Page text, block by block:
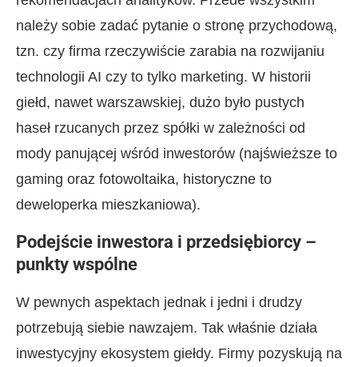
należy sobie zadać pytanie o stronę przychodową,
tzn. czy firma rzeczywiście zarabia na rozwijaniu
technologii AI czy to tylko marketing. W historii
giełd, nawet warszawskiej, dużo było pustych
haseł rzucanych przez spółki w zależności od
mody panującej wśród inwestorów (najświeższe to
gaming oraz fotowoltaika, historyczne to
deweloperka mieszkaniowa).
Podejście inwestora i przedsiębiorcy –
punkty wspólne
W pewnych aspektach jednak i jedni i drudzy
potrzebują siebie nawzajem. Tak właśnie działa
inwestycyjny ekosystem giełdy. Firmy pozyskują na